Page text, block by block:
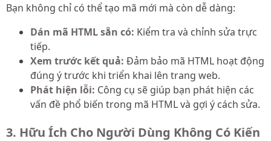
Bạn không chỉ có thể tạo mã mới mà còn dễ dàng:
Dán mã HTML sẵn có: Kiểm tra và chỉnh sửa trực
tiếp.
Xem trước kết quả: Đảm bảo mã HTML hoạt động
đúng ý trước khi triển khai lên trang web.
Phát hiện lỗi: Công cụ sẽ giúp bạn phát hiện các
vấn đề phổ biến trong mã HTML và gợi ý cách sửa.
3. Hữu Ích Cho Người Dùng Không Có Kiến